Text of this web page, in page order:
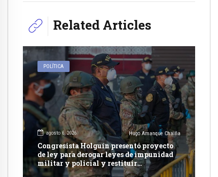
Related Articles
POLÍTICA
agosto 6, 2026 Hugo Amanque Chaiña
Congresista Holguín presentó proyecto
de ley para derogar leyes de impunidad
militar y policial y restituir
competencia de justicia ordinaria